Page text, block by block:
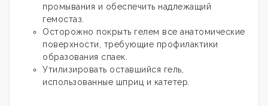
промывания и обеспечить надлежащий
гемостаз.
Осторожно покрыть гелем все анатомические
поверхности, требующие профилактики
образования спаек.
Утилизировать оставшийся гель,
использованные шприц и катетер.